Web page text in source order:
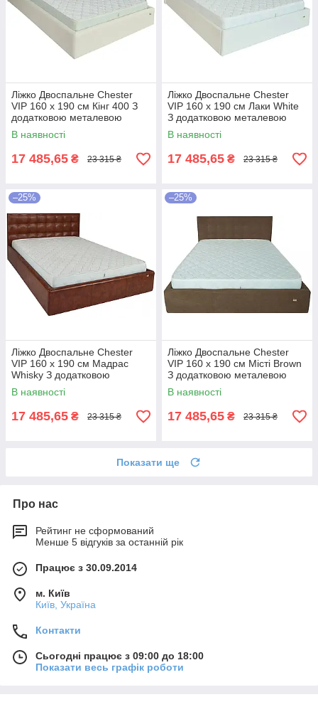
Ліжко Двоспальне Chester
VIP 160 х 190 см Кінг 400 З
додатковою металевою
цільнозварною рамою C1
Білий
В наявності
17 485,65 ₴ 23 315 ₴
Ліжко Двоспальне Chester
VIP 160 х 190 см Лаки White
З додатковою металевою
цільнозварною рамою Білий
В наявності
17 485,65 ₴ 23 315 ₴
–25%
Ліжко Двоспальне Chester
VIP 160 х 190 см Мадрас
Whisky З додатковою
металевою цільнозварною
рамою Коричневий
В наявності
17 485,65 ₴ 23 315 ₴
–25%
Ліжко Двоспальне Chester
VIP 160 х 190 см Місті Brown
З додатковою металевою
цільнозварною рамою
Коричневий
В наявності
17 485,65 ₴ 23 315 ₴
Показати ще
Про нас
Рейтинг не сформований
Менше 5 відгуків за останній рік
Працює з 30.09.2014
м. Київ
Київ, Україна
Контакти
Сьогодні працює з 09:00 до 18:00
Показати весь графік роботи